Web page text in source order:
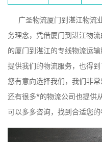
广圣物流厦门到湛江物流
务理念，凭借厦门到湛江物
的厦门到湛江的专线物流运
提供我们的物流服务，也得
您有意向选择我们，我们非
还有很多*的物流公司也提供
可以多多咨询，找到合适您的